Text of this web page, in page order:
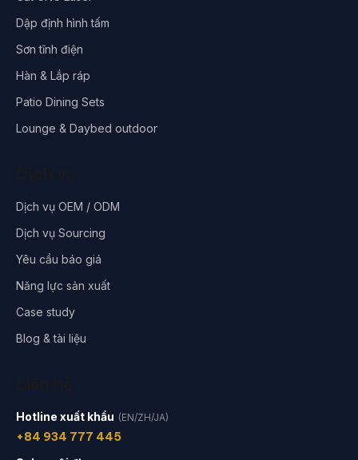
Dập định hình tấm
Sơn tĩnh điện
Hàn & Lắp ráp
Patio Dining Sets
Lounge & Daybed outdoor
Dịch vụ OEM / ODM
Dịch vụ Sourcing
Yêu cầu báo giá
Năng lực sản xuất
Case study
Blog & tài liệu
Hotline xuất khẩu (EN/ZH/JA)
+84 934 777 445